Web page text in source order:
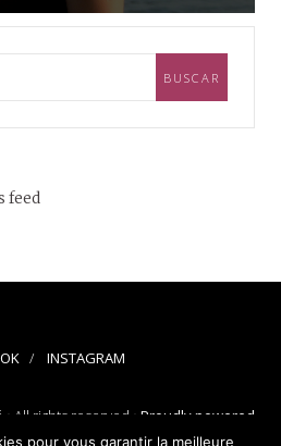
feed
INSTAGRAM
• All rights reserved • Proudly powered
Silk Lite byPixelgrade.
pour vous garantir la meilleure